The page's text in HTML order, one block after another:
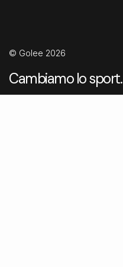
© Golee 2026
Cambiamo lo sport.